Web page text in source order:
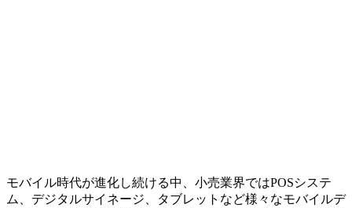
モバイル時代が進化し続ける中、小売業界ではPOSシステ
ム、デジタルサイネージ、タブレットなど様々なモバイルデ